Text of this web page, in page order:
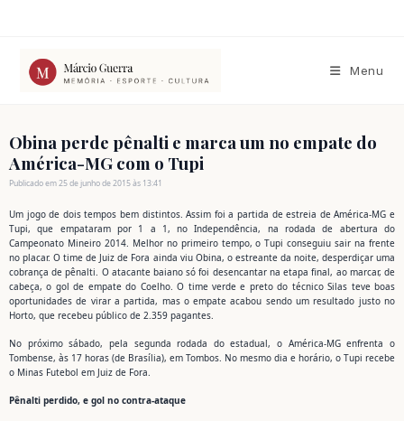
conteúdo
Menu
Obina perde pênalti e marca um no empate do
América-MG com o Tupi
Publicado em 25 de junho de 2015 às 13:41
Um jogo de dois tempos bem distintos. Assim foi a partida de estreia de América-MG e
Tupi, que empataram por 1 a 1, no Independência, na rodada de abertura do
Campeonato Mineiro 2014. Melhor no primeiro tempo, o Tupi conseguiu sair na frente
no placar. O time de Juiz de Fora ainda viu Obina, o estreante da noite, desperdiçar uma
cobrança de pênalti. O atacante baiano só foi desencantar na etapa final, ao marcar, de
cabeça, o gol de empate do Coelho. O time verde e preto do técnico Silas teve boas
oportunidades de virar a partida, mas o empate acabou sendo um resultado justo no
Horto, que recebeu público de 2.359 pagantes.
No próximo sábado, pela segunda rodada do estadual, o América-MG enfrenta o
Tombense, às 17 horas (de Brasília), em Tombos. No mesmo dia e horário, o Tupi recebe
o Minas Futebol em Juiz de Fora.
Pênalti perdido, e gol no contra-ataque